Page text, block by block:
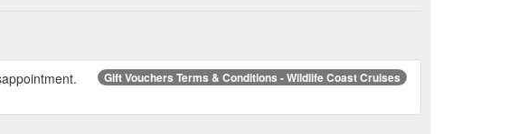
Gift Vouchers Terms & Conditions - Wildlife Coast Cruises